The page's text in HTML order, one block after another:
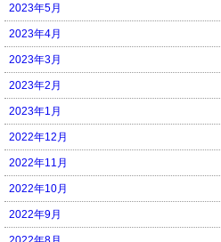
2023年5月
2023年4月
2023年3月
2023年2月
2023年1月
2022年12月
2022年11月
2022年10月
2022年9月